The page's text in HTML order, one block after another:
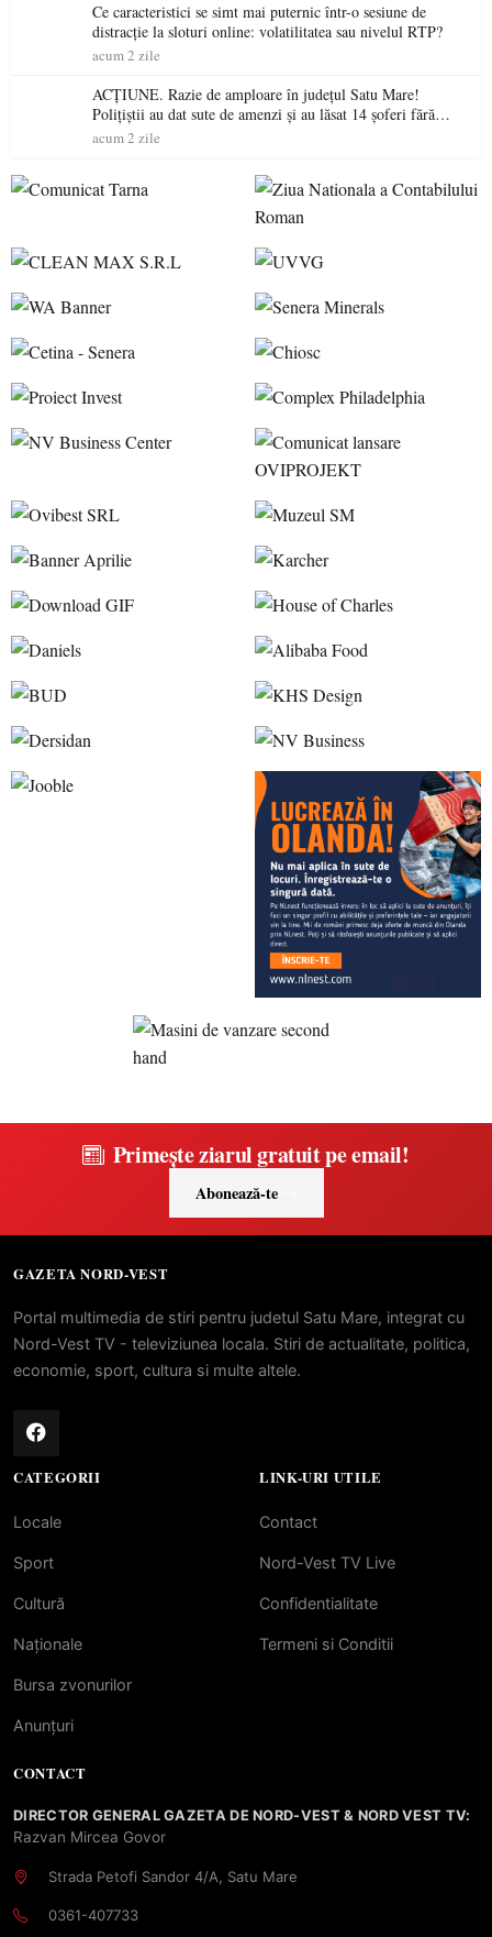
Ce caracteristici se simt mai puternic într-o sesiune de
distracție la sloturi online: volatilitatea sau nivelul RTP?
acum 2 zile
ACȚIUNE. Razie de amploare în județul Satu Mare!
Polițiștii au dat sute de amenzi și au lăsat 14 șoferi fără
permis într-o singură zi
acum 2 zile
Primește ziarul gratuit pe email!
Abonează-te
GAZETA NORD-VEST
Portal multimedia de stiri pentru judetul Satu Mare, integrat cu
Nord-Vest TV - televiziunea locala. Stiri de actualitate, politica,
economie, sport, cultura si multe altele.
CATEGORII
Locale
Sport
Cultură
Naționale
Bursa zvonurilor
Anunțuri
LINK-URI UTILE
Contact
Nord-Vest TV Live
Confidentialitate
Termeni si Conditii
CONTACT
DIRECTOR GENERAL GAZETA DE NORD-VEST & NORD VEST TV:
Razvan Mircea Govor
Strada Petofi Sandor 4/A, Satu Mare
0361-407733